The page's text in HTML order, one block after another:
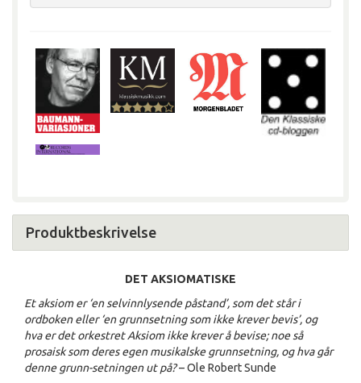
Produktbeskrivelse
DET AKSIOMATISKE
Et aksiom er ‘en selvinnlysende påstand’, som det står i
ordboken eller ‘en grunnsetning som ikke krever bevis’, og
hva er det orkestret Aksiom ikke krever å bevise; noe så
prosaisk som deres egen musikalske grunnsetning, og hva går
denne grunn-setningen ut på?– Ole Robert Sunde